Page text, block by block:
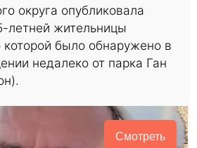
округа опубликовала
летней жительницы
было обнаружено в
недалеко от парка Ган
Смотреть